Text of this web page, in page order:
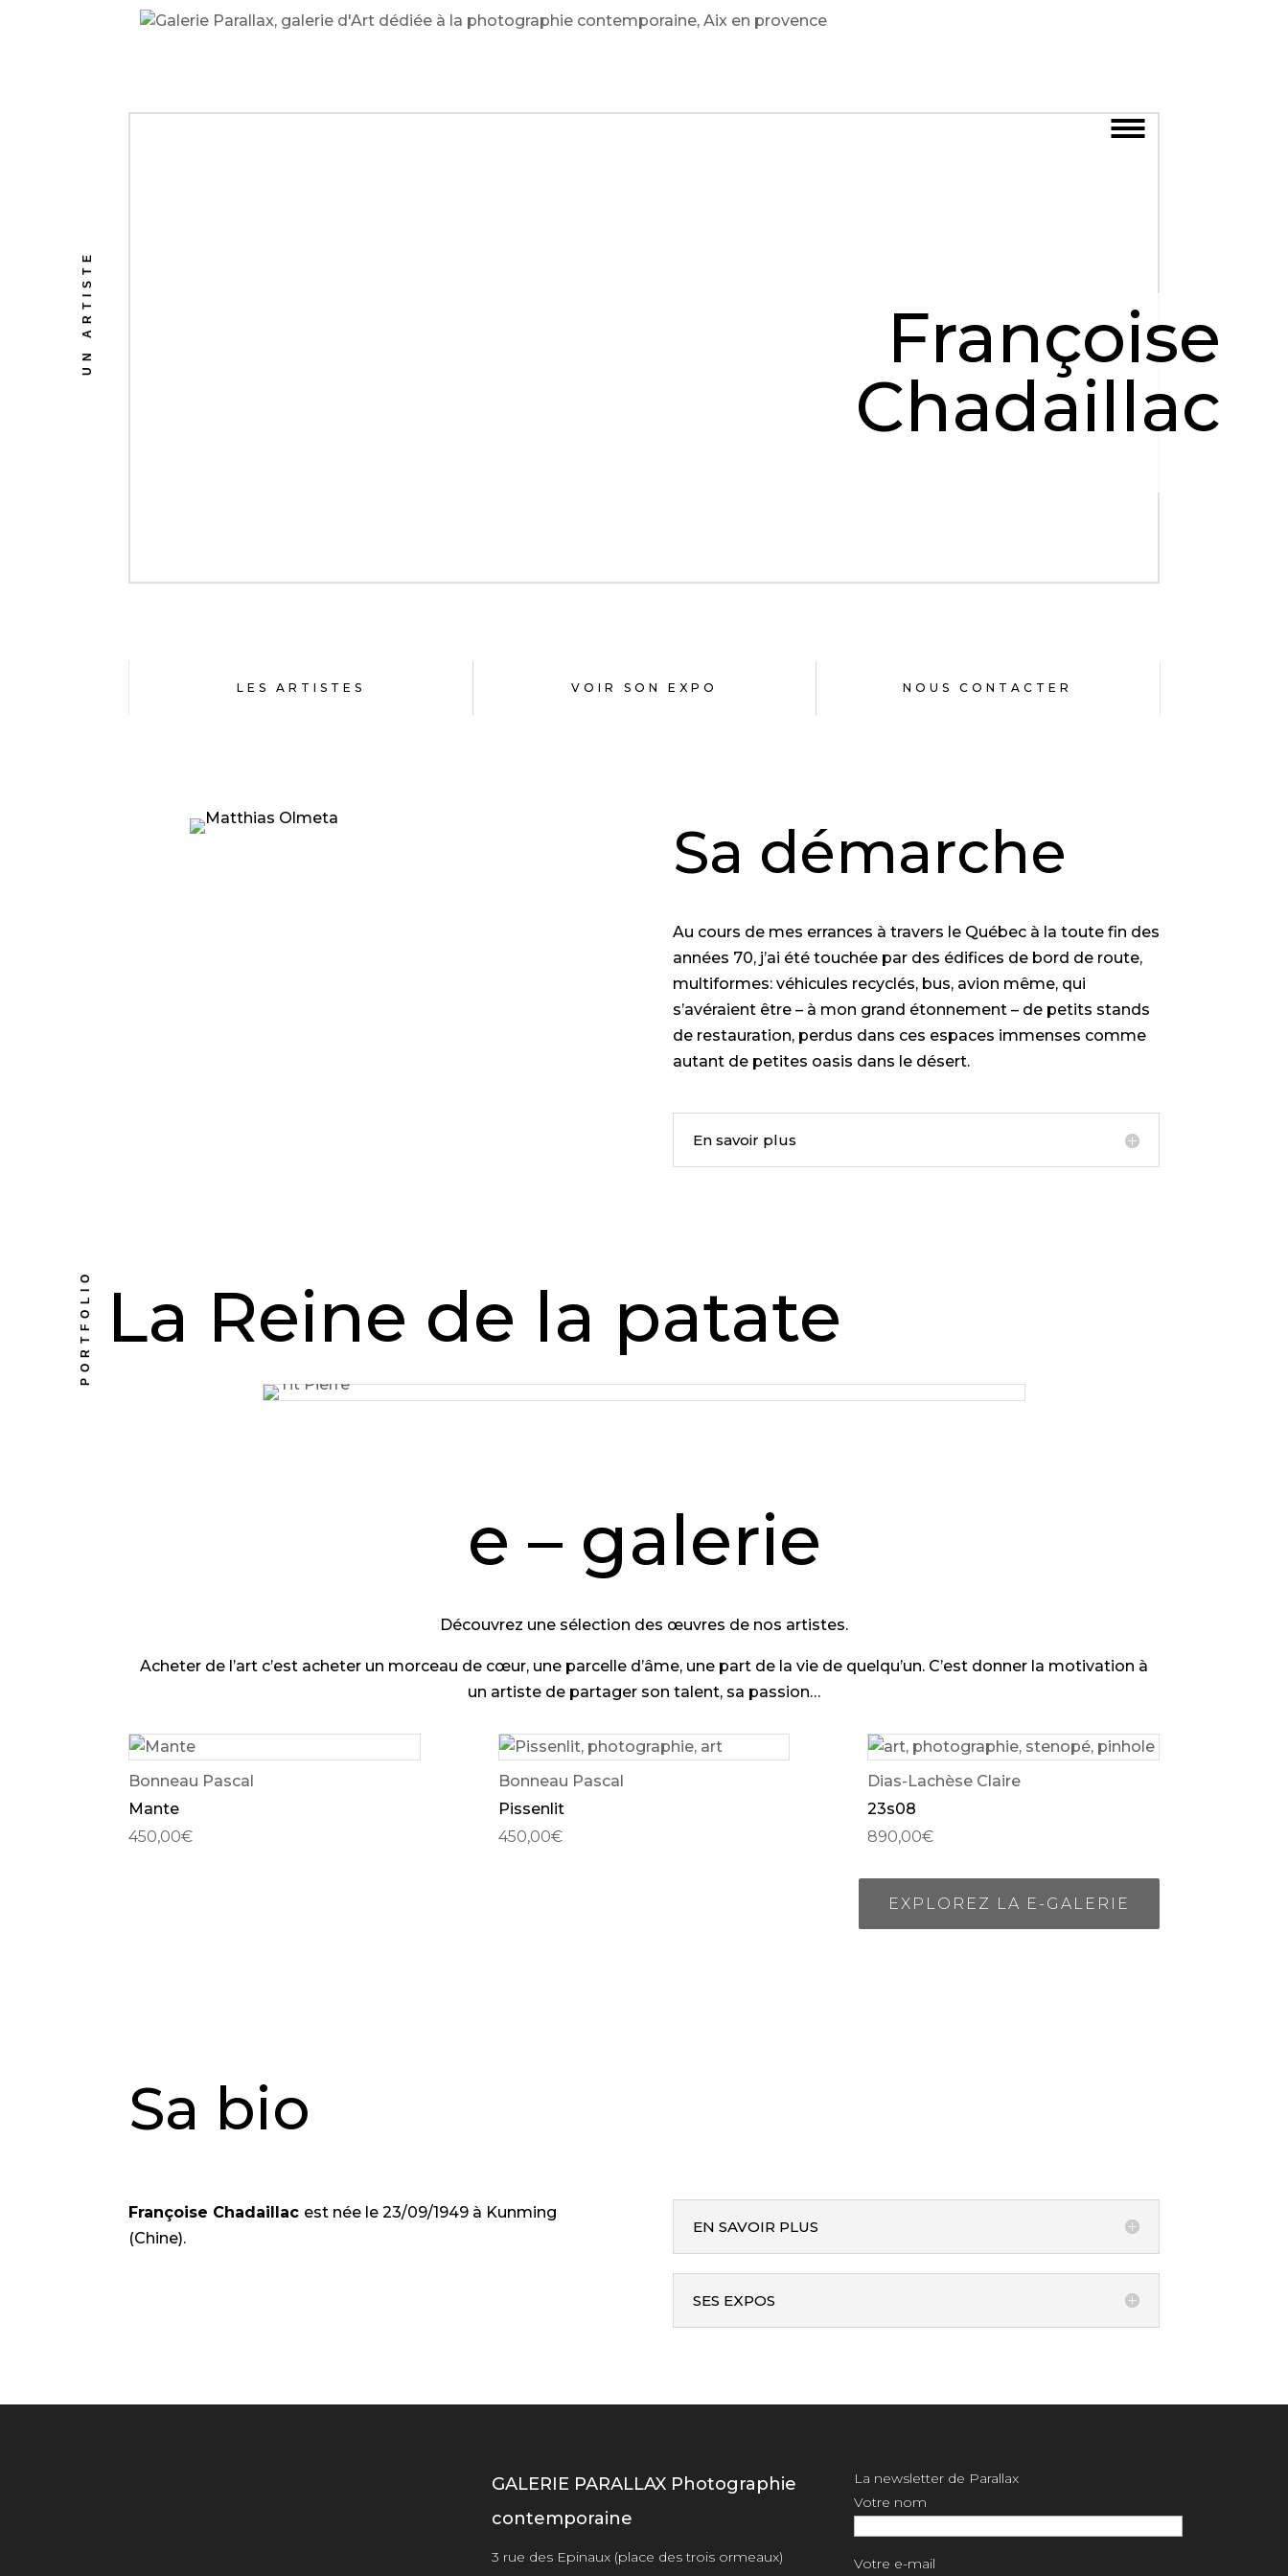
UN ARTISTE
Françoise
Chadaillac
LES ARTISTES VOIR SON EXPO NOUS CONTACTER
Sa démarche
Au cours de mes errances à travers le Québec à la toute fin des
années 70, j’ai été touchée par des édifices de bord de route,
multiformes: véhicules recyclés, bus, avion même, qui
s’avéraient être – à mon grand étonnement – de petits stands
de restauration, perdus dans ces espaces immenses comme
autant de petites oasis dans le désert.
En savoir plus
PORTFOLIO La Reine de la patate
e – galerie
Découvrez une sélection des œuvres de nos artistes.
Acheter de l’art c’est acheter un morceau de cœur, une parcelle d’âme, une part de la vie de quelqu’un. C’est donner la motivation à
un artiste de partager son talent, sa passion…
Bonneau Pascal
Mante
450,00€
Bonneau Pascal
Pissenlit
450,00€
Dias-Lachèse Claire
23s08
890,00€
EXPLOREZ LA E-GALERIE
Sa bio
Françoise Chadaillac est née le 23/09/1949 à Kunming
(Chine).
EN SAVOIR PLUS
SES EXPOS
GALERIE PARALLAX Photographie
contemporaine
3 rue des Epinaux (place des trois ormeaux)
La newsletter de Parallax
Votre nom
Votre e-mail